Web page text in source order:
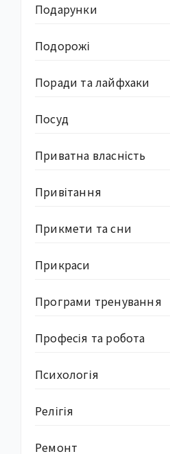
Подарунки
Подорожі
Поради та лайфхаки
Посуд
Приватна власність
Привітання
Прикмети та сни
Прикраси
Програми тренування
Професія та робота
Психологія
Релігія
Ремонт